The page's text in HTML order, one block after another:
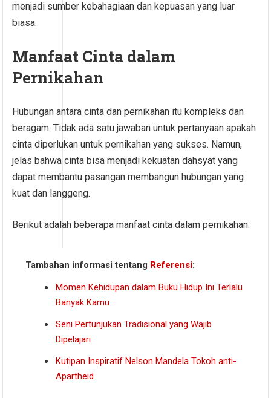
menjadi sumber kebahagiaan dan kepuasan yang luar
biasa.
Manfaat Cinta dalam
Pernikahan
Hubungan antara cinta dan pernikahan itu kompleks dan
beragam. Tidak ada satu jawaban untuk pertanyaan apakah
cinta diperlukan untuk pernikahan yang sukses. Namun,
jelas bahwa cinta bisa menjadi kekuatan dahsyat yang
dapat membantu pasangan membangun hubungan yang
kuat dan langgeng.
Berikut adalah beberapa manfaat cinta dalam pernikahan:
Tambahan informasi tentang Referensi:
Momen Kehidupan dalam Buku Hidup Ini Terlalu
Banyak Kamu
Seni Pertunjukan Tradisional yang Wajib
Dipelajari
Kutipan Inspiratif Nelson Mandela Tokoh anti-
Apartheid